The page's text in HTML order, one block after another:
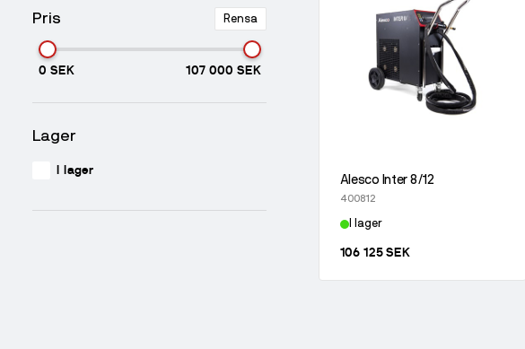
Pris Rensa
0 SEK 107 000 SEK
Lager
I lager
Alesco Inter 8/12
400812
I lager
106 125 SEK